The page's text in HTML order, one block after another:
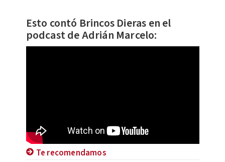
Esto contó Brincos Dieras en el
podcast de Adrián Marcelo:
Te recomendamos